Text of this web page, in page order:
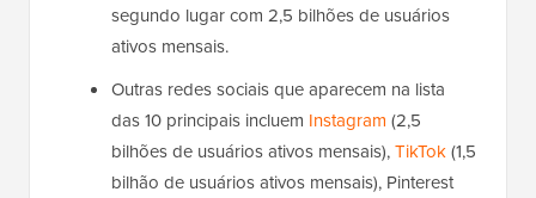
segundo lugar com 2,5 bilhões de usuários
ativos mensais.
Outras redes sociais que aparecem na lista
das 10 principais incluem Instagram (2,5
bilhões de usuários ativos mensais),TikTok(1,5
bilhão de usuários ativos mensais), Pinterest